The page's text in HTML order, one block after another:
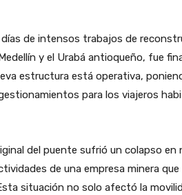
días de intensos trabajos de
y el Urabá antioqueño, fue
estructura está operativa,
para los viajeros
del puente sufrió un colapso
de una empresa minera
situación no solo afectó la